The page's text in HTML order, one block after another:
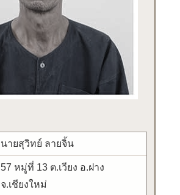
นายสุวิทย์ ลายจิ้น
57 หมู่ที่ 13 ต.เวียง อ.ฝาง
จ.เชียงใหม่